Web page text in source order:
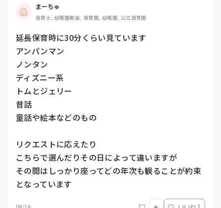
まーちゅ
保育士, 幼稚園教諭, 保育園, 幼稚園, 公立保育園
延長保育時に30分くらい見ています
アンパンマン
ノンタン
ディズニー系
トムとジェリー
昔話
童話や絵本などのもの
リクエストに応えたり
こちらで選んだりその日によって違いますが
その間はしっかり座ってどの年次も観ることが約束